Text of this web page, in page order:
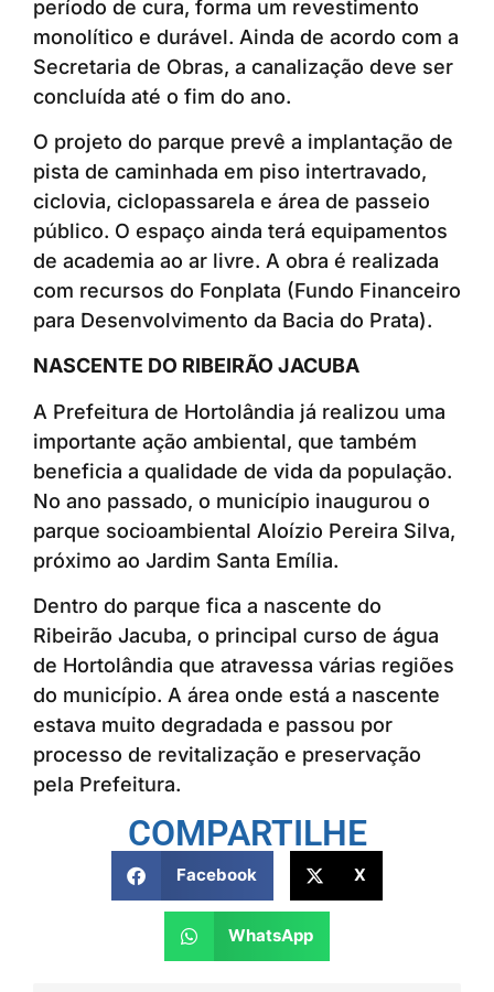
período de cura, forma um revestimento
monolítico e durável. Ainda de acordo com a
Secretaria de Obras, a canalização deve ser
concluída até o fim do ano.
O projeto do parque prevê a implantação de
pista de caminhada em piso intertravado,
ciclovia, ciclopassarela e área de passeio
público. O espaço ainda terá equipamentos
de academia ao ar livre. A obra é realizada
com recursos do Fonplata (Fundo Financeiro
para Desenvolvimento da Bacia do Prata).
NASCENTE DO RIBEIRÃO JACUBA
A Prefeitura de Hortolândia já realizou uma
importante ação ambiental, que também
beneficia a qualidade de vida da população.
No ano passado, o município inaugurou o
parque socioambiental Aloízio Pereira Silva,
próximo ao Jardim Santa Emília.
Dentro do parque fica a nascente do
Ribeirão Jacuba, o principal curso de água
de Hortolândia que atravessa várias regiões
do município. A área onde está a nascente
estava muito degradada e passou por
processo de revitalização e preservação
pela Prefeitura.
COMPARTILHE
Facebook X
WhatsApp